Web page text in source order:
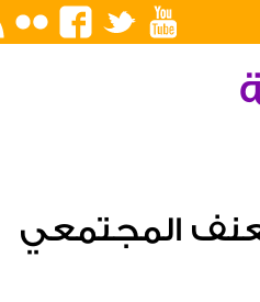
المجتمعي